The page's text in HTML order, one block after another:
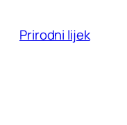
Prirodni lijek